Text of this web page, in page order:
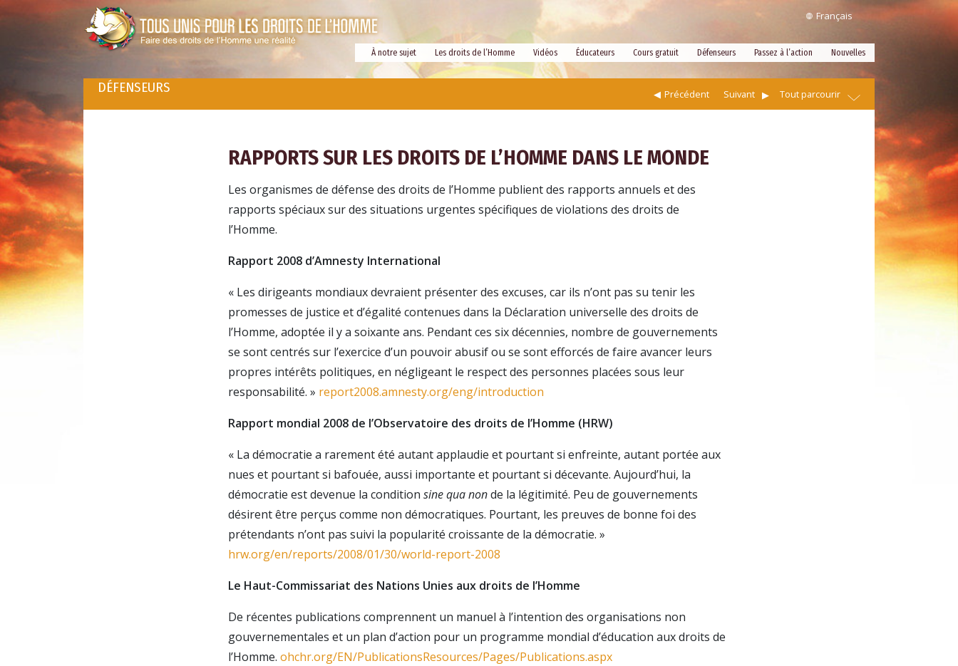
Français
À notre sujet Les droits de l’Homme Vidéos Éducateurs Cours gratuit Défenseurs Passez à l’action Nouvelles
DÉFENSEURS Suivant
Précédent Tout parcourir
RAPPORTS SUR LES DROITS DE L’HOMME DANS LE MONDE
Les organismes de défense des droits de l’Homme publient des rapports annuels et des
rapports spéciaux sur des situations urgentes spécifiques de violations des droits de
l’Homme.
Rapport 2008 d’Amnesty International
« Les dirigeants mondiaux devraient présenter des excuses, car ils n’ont pas su tenir les
promesses de justice et d’égalité contenues dans la Déclaration universelle des droits de
l’Homme, adoptée il y a soixante ans. Pendant ces six décennies, nombre de gouvernements
se sont centrés sur l’exercice d’un pouvoir abusif ou se sont efforcés de faire avancer leurs
propres intérêts politiques, en négligeant le respect des personnes placées sous leur
responsabilité. » report2008.amnesty.org/eng/introduction
Rapport mondial 2008 de l’Observatoire des droits de l’Homme (HRW)
« La démocratie a rarement été autant applaudie et pourtant si enfreinte, autant portée aux
nues et pourtant si bafouée, aussi importante et pourtant si décevante. Aujourd’hui, la
démocratie est devenue la conditionsine qua nonde la légitimité. Peu de gouvernements
désirent être perçus comme non démocratiques. Pourtant, les preuves de bonne foi des
prétendants n’ont pas suivi la popularité croissante de la démocratie. »
hrw.org/en/reports/2008/01/30/world-report-2008
Le Haut-Commissariat des Nations Unies aux droits de l’Homme
De récentes publications comprennent un manuel à l’intention des organisations non
gouvernementales et un plan d’action pour un programme mondial d’éducation aux droits de
l’Homme.ohchr.org/EN/PublicationsResources/Pages/Publications.aspx